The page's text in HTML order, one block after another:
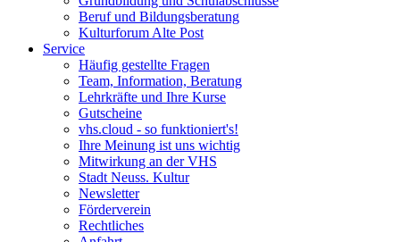
Beruf und Bildungsberatung
Kulturforum Alte Post
Service
Häufig gestellte Fragen
Team, Information, Beratung
Lehrkräfte und Ihre Kurse
Gutscheine
vhs.cloud - so funktioniert's!
Ihre Meinung ist uns wichtig
Mitwirkung an der VHS
Stadt Neuss. Kultur
Newsletter
Förderverein
Rechtliches